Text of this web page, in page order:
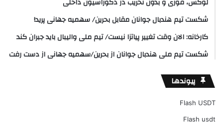
شکست تیم هندبال جوانان مقابل بحرین/ سهمیه جهانی پرید!
کارخانه: الان وقت تغییر پیاتزا نیست/ تیم ملی والیبال باید جبران کند
شکست تیم ملی هندبال جوانان از بحرین/سهمیه جهانی از دست رفت
پیوندها
Flash USDT
Flash usdt